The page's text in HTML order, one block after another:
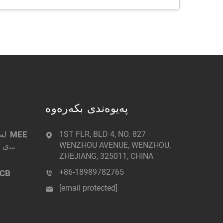
ی
پەیوەندی بکەرەوە
1ST FLR, BLD 4, NO. 827
WENZHOU AVENUE, WENZHOU,
ZHEJIANG, 325011, CHINA
+86-18989782765
[email protected]